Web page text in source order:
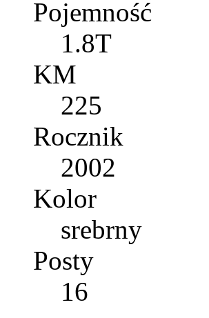
Pojemność
1.8T
KM
225
Rocznik
2002
Kolor
srebrny
Posty
16